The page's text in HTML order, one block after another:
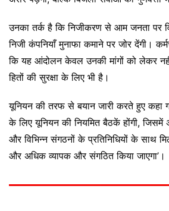
उनका तर्क है कि निजीकरण से आम जनता पर
निजी कंपनियाँ मुनाफा कमाने पर जोर देंगी।
कि यह आंदोलन केवल उनकी मांगों को लेकर
हितों की सुरक्षा के लिए भी है।
यूनियन की तरफ से बयान जारी करते हुए कहा
के लिए यूनियन की नियमित बैठकें होंगी, जिसमें
और विभिन्न संगठनों के प्रतिनिधियों के साथ
और अधिक व्यापक और संगठित किया जाएगा’।